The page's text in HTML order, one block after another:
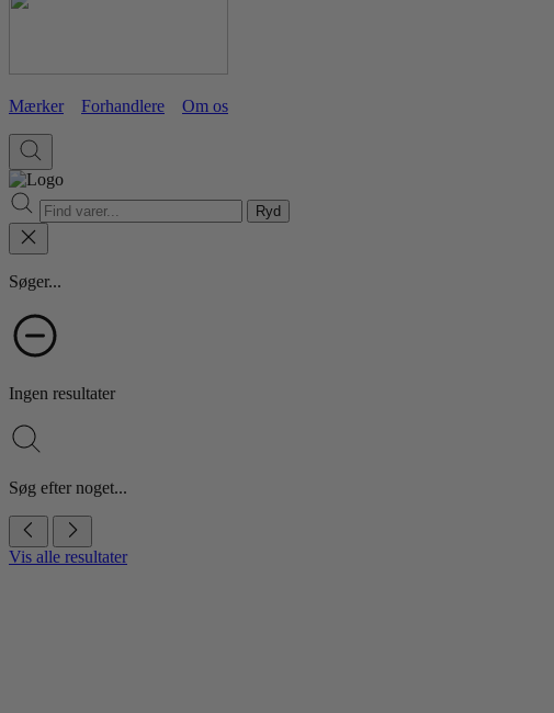
Mærker Forhandlere Om os
Ryd
Søger...
Ingen resultater
Søg efter noget...
Vis alle resultater